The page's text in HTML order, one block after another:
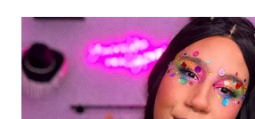
BOGOR
WN